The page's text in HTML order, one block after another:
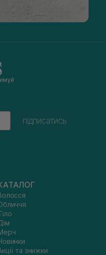
підписатись
та знижки